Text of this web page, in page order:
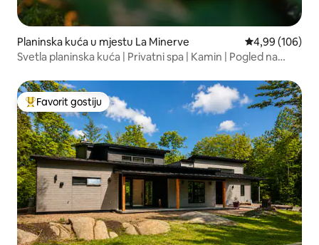
Planinska kuća u mjestu La Minerve prosječna
4,99 (106)
Svetla planinska kuća | Privatni spa | Kamin | Pogled na
Glavni favorit gostiju
Favorit gostiju